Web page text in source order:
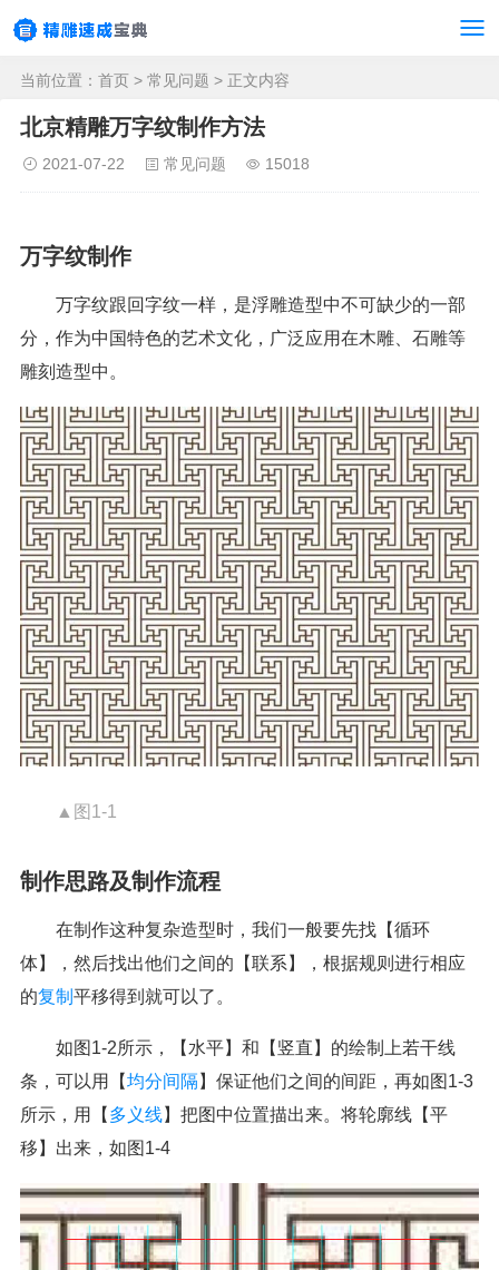
当前位置： 首页 > 常见问题 > 正文内容
北京精雕万字纹制作方法
2021-07-22 常见问题 15018
万字纹制作
万字纹跟回字纹一样，是浮雕造型中不可缺少的一部
分，作为中国特色的艺术文化，广泛应用在木雕、石雕等
雕刻造型中。
▲图1-1
制作思路及制作流程
在制作这种复杂造型时，我们一般要先找【循环
体】，然后找出他们之间的【联系】，根据规则进行相应
的复制 平移得到就可以了。
如图1-2所示，【水平】和【竖直】的绘制上若干线
条，可以用【均分间隔 】保证他们之间的间距，再如图1-3
所示，用【 多义线】把图中位置描出来。将轮廓线【平
移】出来，如图1-4